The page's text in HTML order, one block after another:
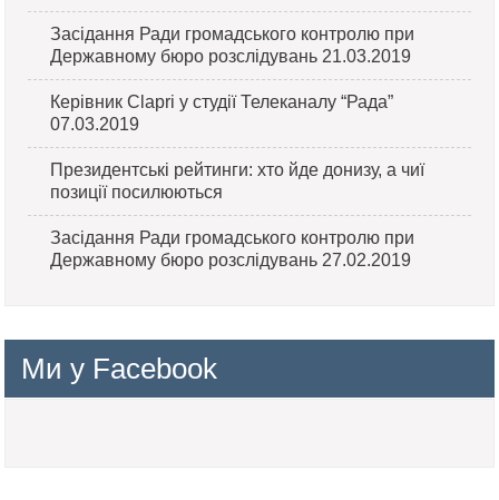
Засідання Ради громадського контролю при
Державному бюро розслідувань 21.03.2019
Керівник Clapri у студії Телеканалу “Рада”
07.03.2019
Президентські рейтинги: хто йде донизу, а чиї
позиції посилюються
Засідання Ради громадського контролю при
Державному бюро розслідувань 27.02.2019
Ми у Facebook